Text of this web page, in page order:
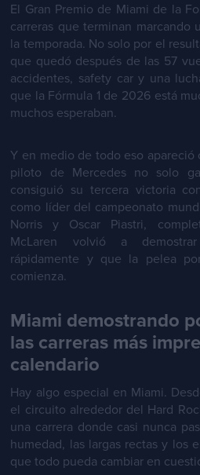
El Gran Premio de Miami de la
carreras que terminan marcando
la temporada. No solo por el
que quedó después de las 57
accidentes, safety car y una
que la Fórmula 1 de 2026 está
muchos esperaban.
Y en medio de todo eso
piloto de Mercedes no solo
consiguió su tercera victoria
como líder del campeonato
Norris y Oscar Piastri,
McLaren volvió a
rápidamente y que la pelea
comienza.
Miami demostrando
las carreras más
calendario
Hay algo especial en Miami.
el circuito alrededor del Hard
una carrera donde casi nunca
humedad, las largas rectas y los
que todo pueda cambiar en